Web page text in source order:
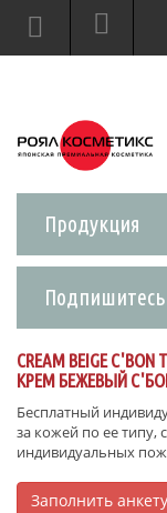
Продукция
CREAM BEIGE
КРЕМ БЕЖЕВЫЙ
Бесплатный
за кожей по ее типу,
индивидуальных
Заполнить